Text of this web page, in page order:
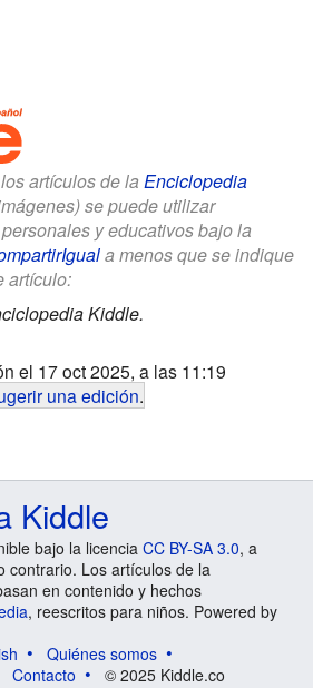
artículos de la Enciclopedia
se puede utilizar
y educativos bajo la
a menos que se indique
artículo:
Kiddle.
el 17 oct 2025, a las 11:19
una edición.
Kiddle
bajo la licencia CC BY-SA 3.0, a
contrario. Los artículos de la
en contenido y hechos
, reescritos para niños. Powered by
Quiénes somos
Contacto © 2025 Kiddle.co